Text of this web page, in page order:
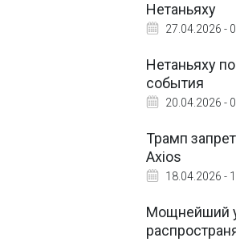
Нетаньяху
27.04.2026 -
Нетаньяху
события
20.04.2026 -
Трамп
Axios
18.04.2026 -
Мощнейший